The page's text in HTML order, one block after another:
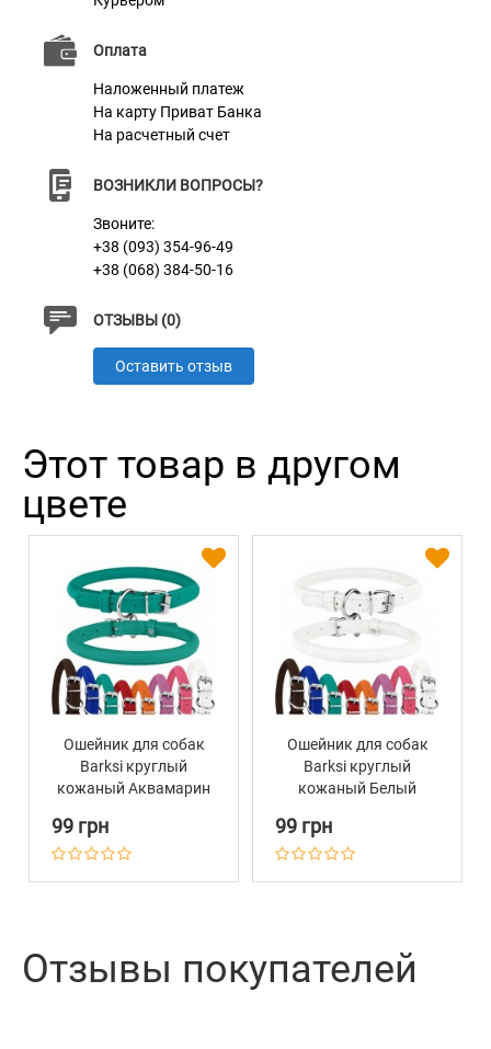
Оплата
Наложенный платеж
На карту Приват Банка
На расчетный счет
ВОЗНИКЛИ ВОПРОСЫ?
Звоните:
+38 (093) 354-96-49
+38 (068) 384-50-16
ОТЗЫВЫ (0)
Оставить отзыв
Этот товар в другом
цвете
Ошейник для собак
Barksi круглый
кожаный Аквамарин
99 грн
Ошейник для собак
Barksi круглый
кожаный Белый
99 грн
Отзывы покупателей